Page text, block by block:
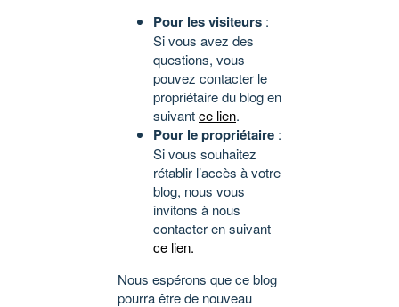
Pour les visiteurs :
Si vous avez des
questions, vous
pouvez contacter le
propriétaire du blog en
suivantce lien.
Pour le propriétaire :
Si vous souhaitez
rétablir l’accès à votre
blog, nous vous
invitons à nous
contacter en suivant
ce lien.
Nous espérons que ce blog
pourra être de nouveau